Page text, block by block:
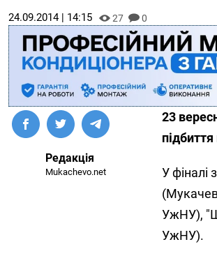
24.09.2014 | 14:15 27 0
Редакція
Mukachevo.net
23
У фіналі
УжНУ),
УжНУ).